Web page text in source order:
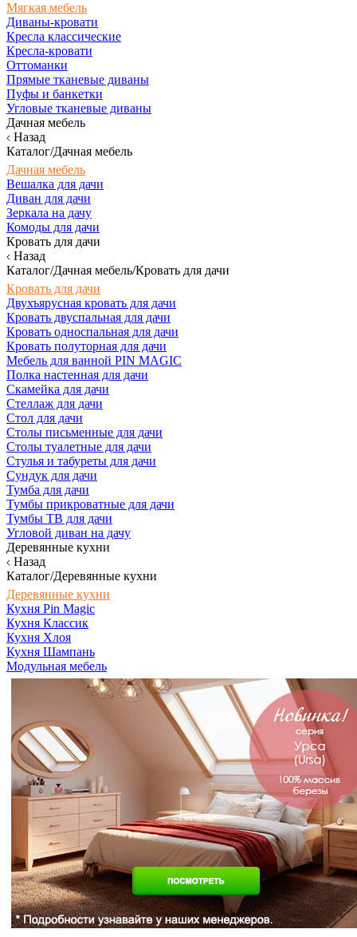
Мягкая мебель
Диваны-кровати
Кресла классические
Кресла-кровати
Оттоманки
Прямые тканевые диваны
Пуфы и банкетки
Угловые тканевые диваны
Дачная мебель
Назад
Каталог/Дачная мебель
Дачная мебель
Вешалка для дачи
Диван для дачи
Зеркала на дачу
Комоды для дачи
Кровать для дачи
Назад
Каталог/Дачная мебель/Кровать для дачи
Кровать для дачи
Двухъярусная кровать для дачи
Кровать двуспальная для дачи
Кровать односпальная для дачи
Кровать полуторная для дачи
Мебель для ванной PIN MAGIC
Полка настенная для дачи
Скамейка для дачи
Стеллаж для дачи
Стол для дачи
Столы письменные для дачи
Столы туалетные для дачи
Стулья и табуреты для дачи
Сундук для дачи
Тумба для дачи
Тумбы прикроватные для дачи
Тумбы ТВ для дачи
Угловой диван на дачу
Деревянные кухни
Назад
Каталог/Деревянные кухни
Деревянные кухни
Кухня Pin Magic
Кухня Классик
Кухня Хлоя
Кухня Шампань
Модульная мебель